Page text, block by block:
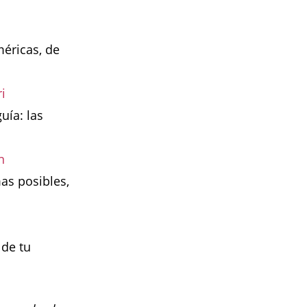
de
las
posibles,
tu